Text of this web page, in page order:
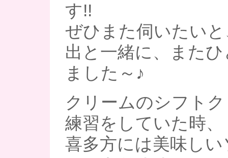
す!!
ぜひまた伺いたい
出と一緒に、また
ました～♪
クリームのシフト
練習をしていた時、
喜多方には美味し